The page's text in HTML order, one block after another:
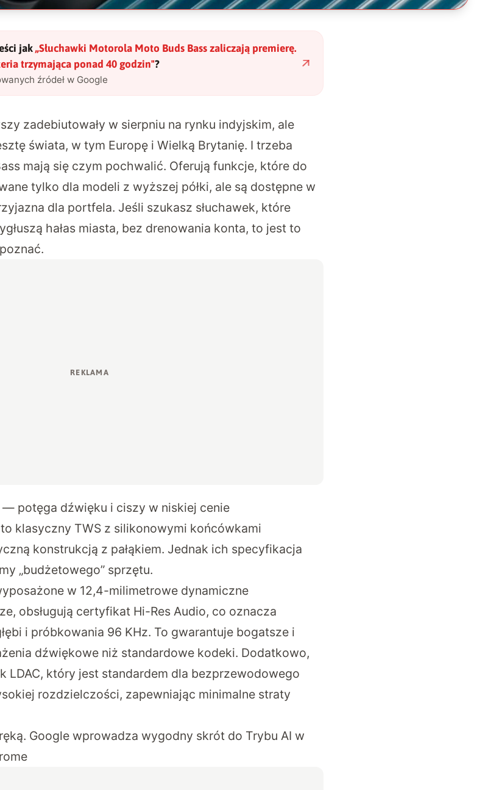
jak „Słuchawki Motorola Moto Buds Bass zaliczają premierę.
trzymająca ponad 40 godzin"?
źródeł w Google
zadebiutowały w sierpniu na rynku indyjskim, ale
świata, w tym Europę i Wielką Brytanię. I trzeba
mają się czym pochwalić. Oferują funkcje, które do
tylko dla modeli z wyższej półki, ale są dostępne w
dla portfela. Jeśli szukasz słuchawek, które
hałas miasta, bez drenowania konta, to jest to
potęga dźwięku i ciszy w niskiej cenie
klasyczny TWS z silikonowymi końcówkami
konstrukcją z pałąkiem. Jednak ich specyfikacja
„budżetowego” sprzętu.
w 12,4-milimetrowe dynamiczne
obsługują certyfikat Hi-Res Audio, co oznacza
i próbkowania 96 KHz. To gwarantuje bogatsze i
dźwiękowe niż standardowe kodeki. Dodatkowo,
LDAC, który jest standardem dla bezprzewodowego
rozdzielczości, zapewniając minimalne straty
Google wprowadza wygodny skrót do Trybu AI w